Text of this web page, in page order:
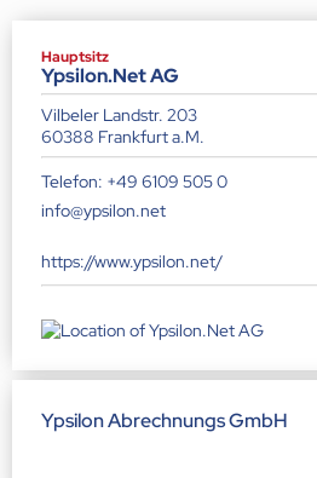
Hauptsitz
Ypsilon.Net AG
Vilbeler Landstr. 203
60388 Frankfurt a.M.
Telefon: +49 6109 505 0
info@ypsilon.net
https://www.ypsilon.net/
Ypsilon Abrechnungs GmbH